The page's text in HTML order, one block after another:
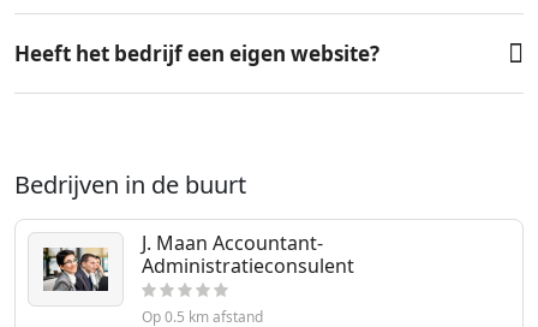
Heeft het bedrijf een eigen website?
Bedrijven in de buurt
J. Maan Accountant-
Administratieconsulent
Op 0.5 km afstand